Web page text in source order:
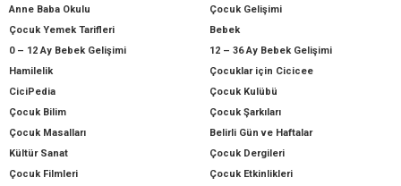
Anne Baba Okulu
Çocuk Gelişimi
Çocuk Yemek Tarifleri
Bebek
0 – 12 Ay Bebek Gelişimi
12 – 36 Ay Bebek Gelişimi
Hamilelik
Çocuklar için Cicicee
CiciPedia
Çocuk Kulübü
Çocuk Bilim
Çocuk Şarkıları
Çocuk Masalları
Belirli Gün ve Haftalar
Kültür Sanat
Çocuk Dergileri
Çocuk Filmleri
Çocuk Etkinlikleri